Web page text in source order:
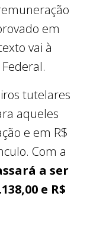
em
vai à
tutelares
aqueles
e em R$
Com a
a ser
e R$